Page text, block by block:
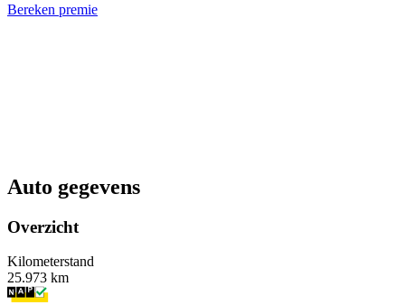
Bereken premie
Auto gegevens
Overzicht
Kilometerstand
25.973 km